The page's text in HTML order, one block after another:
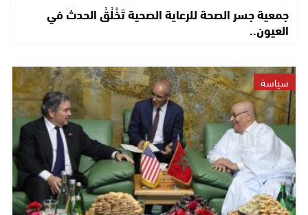
جمعية جسر الصحة للرعاية الصحية تَخْلُقُ الحدث في
العيون..
سياسة